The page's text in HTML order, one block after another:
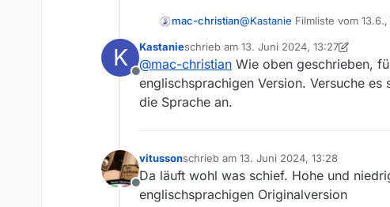
mac-christian@Kastanie Filmliste vom
Und grade eben, in
K
Offline
Kastanieschrieb am 13. Juni 2024, 13:27
zuletzt editiert von Kastanie
@mac-christian Wie oben geschrieben,
englischsprachigen Version. Versuche
die Sprache an.
Offline
vitussonschrieb am 13. Juni 2024, 13:28
zuletzt editiert von
Da läuft wohl was schief. Hohe und
englischsprachigen Originalversion